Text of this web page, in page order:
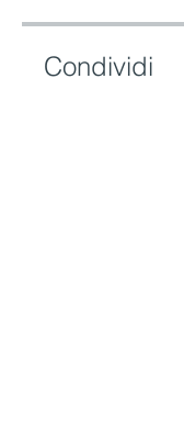
Condividi